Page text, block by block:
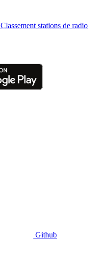
Classement stations de radio
Github